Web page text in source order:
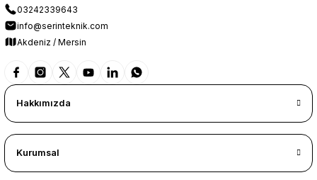
03242339643
info@serinteknik.com
Akdeniz / Mersin
Hakkımızda
Kurumsal